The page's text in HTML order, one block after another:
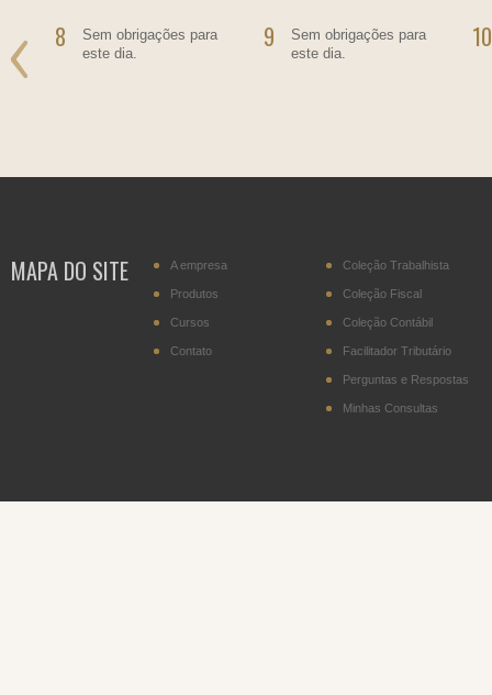
8
Sem obrigações para
este dia.
9
Sem obrigações para
este dia.
10
MAPA DO SITE A empresa
Produtos
Cursos
Contato
Coleção Trabalhista
Coleção Fiscal
Coleção Contábil
Facilitador Tributário
Perguntas e Respostas
Minhas Consultas